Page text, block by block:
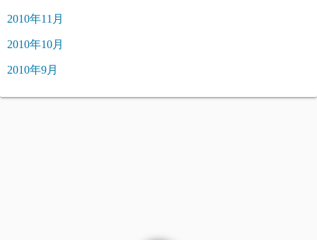
2010年11月
2010年10月
2010年9月